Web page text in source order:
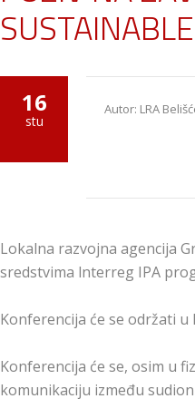
16
stu
Autor: LRA
Lokalna razvojna agencija
sredstvima lnterreg IPA
Konferencija će se održati u
Konferencija će se, osim u
komunikaciju između